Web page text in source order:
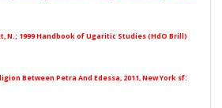
, N.; 1999 Handbook of Ugaritic Studies (HdO Brill)
Between Petra And Edessa, 2011, New York sf: